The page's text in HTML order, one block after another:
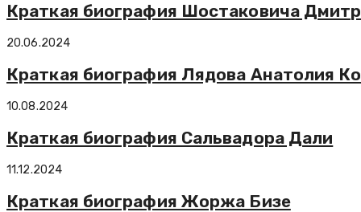
Краткая биография Шостаковича
20.06.2024
Краткая биография Лядова Анатолия
10.08.2024
Краткая биография Сальвадора Дали
11.12.2024
Краткая биография Жоржа Бизе